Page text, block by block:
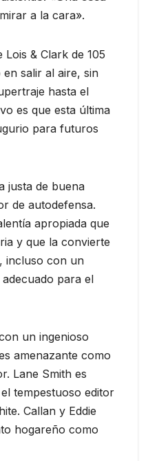
a la cara».
& Clark de 105
en salir al aire, sin
hasta el
es que esta última
para futuros
justa de buena
de autodefensa.
apropiada que
y que la convierte
incluso con un
para el
un ingenioso
amenazante como
Lane Smith es
tempestuoso editor
Callan y Eddie
hogareño como